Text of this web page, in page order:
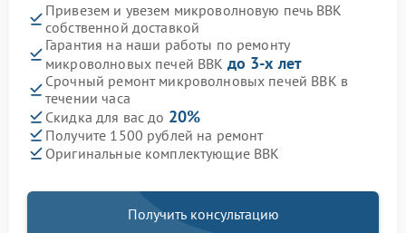
Привезем и увезем микроволновую печь BBK
собственной доставкой
Гарантия на наши работы по ремонту
микроволновых печей BBK до 3-х лет
Срочный ремонт микроволновых печей BBK в
течении часа
Скидка для вас до 20%
Получите 1500 рублей на ремонт
Оригинальные комплектующие BBK
Получить консультацию